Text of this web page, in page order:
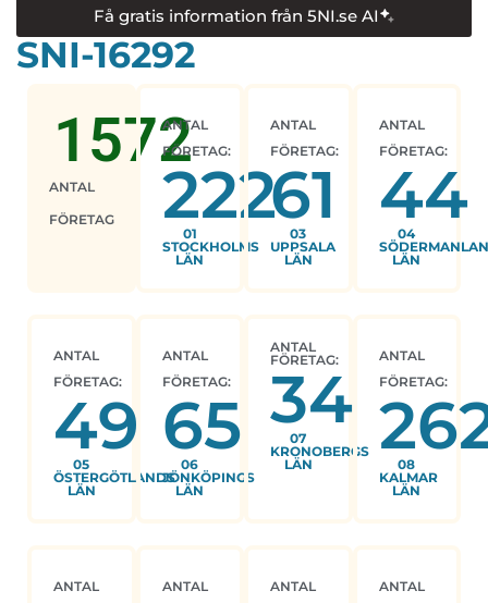
Få gratis information från 5NI.se AI
SNI-16292
ANTAL
FÖRETAG
1572
ANTAL
FÖRETAG:
222
01
STOCKHOLMS
LÄN
ANTAL
FÖRETAG:
61
03
UPPSALA
LÄN
ANTAL
FÖRETAG:
44
04
LÄN
ANTAL
FÖRETAG:
49
05
ÖSTERGÖTLANDS
LÄN
ANTAL
FÖRETAG:
65
06
JÖNKÖPINGS
LÄN
ANTAL
FÖRETAG:
34
07
KRONOBERGS
LÄN
ANTAL
FÖRETAG:
08
KALMAR
LÄN
ANTAL
ANTAL
ANTAL
ANTAL